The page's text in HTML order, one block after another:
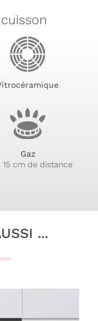
Gaz
15 cm de distance
...